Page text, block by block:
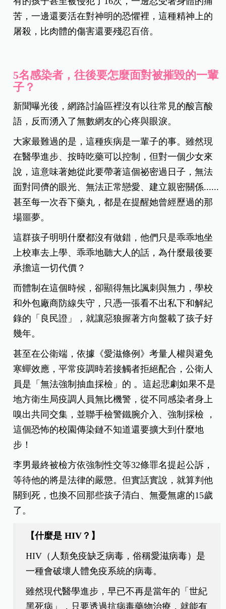
苦，一邊還要活在對神明的恐懼裡，這種精神上的
屠殺，比肉體的傷害還要殘忍百倍。
5名感染者，往後要怎麼面對被摧毀的一輩
子？
新聞曝光後，網路討論區裡沒有以往常見的酸言酸
語，反而湧入了無數網友的心疼與眼淚。
大家最難過的是，這種疾病是一輩子的事。雖然現
在醫學進步、按時吃藥可以控制，但對一個少女來
說，這意味著她從此要帶著這個祕密過日子，無法
面對同儕的眼光、無法正常戀愛、建立親密關係......
甚至每一次吞下藥丸，都是在提醒她曾經歷過的那
場噩夢。
這群孩子明明什麼都沒有做錯，他們只是乖乖地坐
上校車去上學、乖乖地聽大人的話，為什麼最後要
承擔這一切代價？
而體制在這個時候，卻顯得無比諷刺與無力，學校
和外包廠商防線失守，只憑一張看不出私下和解紀
錄的「良民證」，就讓惡狼握著方向盤載了孩子好
幾年。
甚至在公衛端，依據《愛滋條例》考量人權與避免
寒蟬效應，平常疫調時若接觸者拒絕配合，公衛人
員是「無法強制抽血採檢」的 。這起悲劇如果不是
地方衛生局疫調人員無比機警，從不同感染者身上
嗅出共同交集，並聯手檢警鐵腕介入、強制採檢 ，
這個恐怖的校園傳染鏈不知道還要擴大到什麼地
步！
李男最終被檢方依強制性交等32條罪名提起公訴，
等待他的將是法律的嚴懲。但實話實說，就算判他
關到死，也換不回那些孩子清白、無憂無慮的15歲
了。
【什麼是 HIV？】
HIV（人類免疫缺乏病毒，俗稱愛滋病毒）是
一種會破壞人體免疫系統的病毒。
雖然現代醫學進步，早已不再是當年的「世紀
黑死病」，只要透過抗病毒藥物治療，就能有